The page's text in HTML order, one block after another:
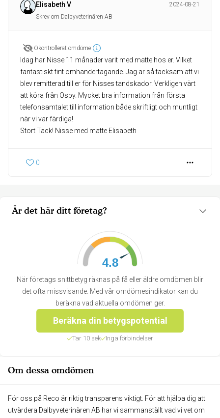
Är det här ditt företag?
4.8
När företags snittbetyg räknas på få eller äldre omdömen blir
det ofta missvisande. Med vår omdömesindikator kan du
beräkna vad aktuella omdömen ger.
Beräkna din betygspotential
Tar 10 sek Inga förbindelser
Om dessa omdömen
För oss på Reco är riktig transparens viktigt. För att hjälpa dig att
utvärdera Dalbyveterinären AB har vi sammanställt vad vi vet om
Elisabeth V
2024-08-21
Skrev om Dalbyveterinären AB
Okontrollerat omdöme
Idag har Nisse 11 månader varit med matte hos er. Vilket
fantastiskt fint omhändertagande. Jag är så tacksam att vi
blev remitterad till er för Nisses tandskador. Verkligen värt
att köra från Osby. Mycket bra information från första
telefonsamtalet till information både skriftligt och muntligt
när vi var färdiga!
Stort Tack! Nisse med matte Elisabeth
0